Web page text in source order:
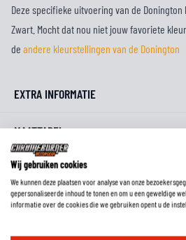
Deze specifieke uitvoering van de
Zwart. Mocht dat nou niet jouw favoriete
de andere kleurstellingen van de Donington
EXTRA INFORMATIE
MAATTABEL
REVIEWS
FAQ
Wij gebruiken cookies
We kunnen deze plaatsen voor analyse van onze
gepersonaliseerde inhoud te tonen en om u een geweldige
informatie over de cookies die we gebruiken opent u de